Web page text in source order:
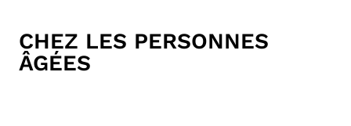
CHEZ LES PERSONNES
ÂGÉES